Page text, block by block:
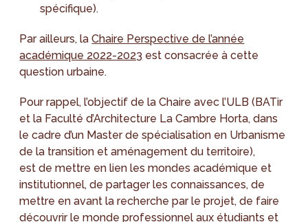
spécifique).
Par ailleurs, laChaire Perspective de l’année
académique 2022-2023 est consacrée à cette
question urbaine.
Pour rappel, l’objectif de la Chaire avec l’ULB (BATir
et la Faculté d’Architecture La Cambre Horta, dans
le cadre d’un Master de spécialisation en Urbanisme
de la transition et aménagement du territoire),
est de mettre en lien les mondes académique et
institutionnel, de partager les connaissances, de
mettre en avant la recherche par le projet, de faire
découvrir le monde professionnel aux étudiants et